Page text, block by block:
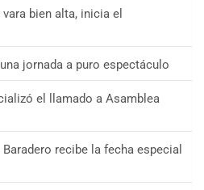
vara bien alta, inicia el
jornada a puro espectáculo
el llamado a Asamblea
Baradero recibe la fecha especial